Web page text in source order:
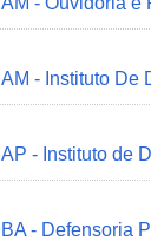
AM - Instituto De
AP - Instituto de
BA - Defensoria